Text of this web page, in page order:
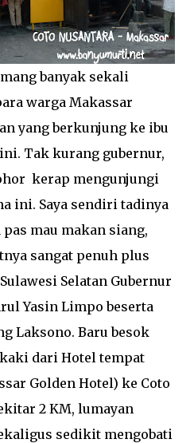
banyak sekali
warga Makassar
yang berkunjung ke ibu
Tak kurang gubernur,
kerap mengunjungi
ini. Saya sendiri tadinya
mau makan siang,
sangat penuh plus
Selatan Gubernur
Yasin Limpo beserta
Laksono. Baru besok
dari Hotel tempat
Golden Hotel) ke Coto
2 KM, lumayan
sedikit mengobati